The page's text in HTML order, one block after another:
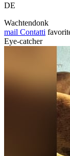
DE
Wachtendonk
mail Contatti
Eye-catcher